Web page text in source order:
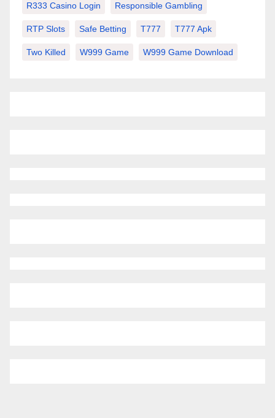
R333 Casino Login Responsible Gambling
RTP Slots Safe Betting T777 T777 Apk
Two Killed W999 Game W999 Game Download